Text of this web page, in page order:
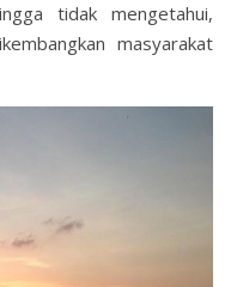
tidak mengetahui,
masyarakat